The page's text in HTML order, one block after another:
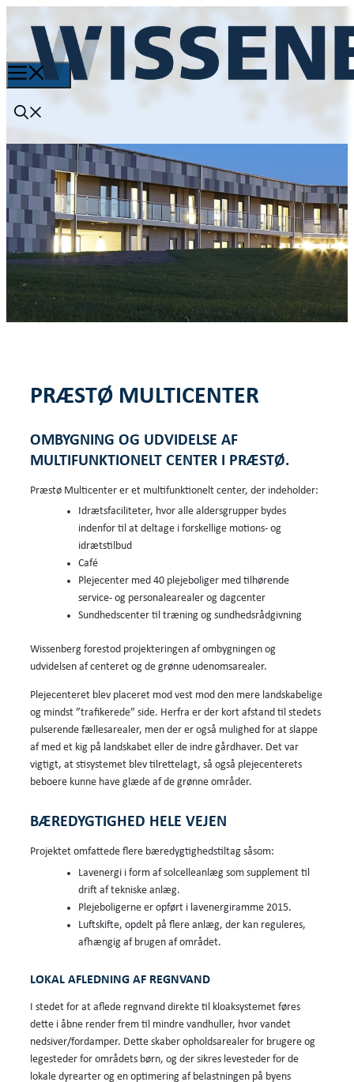
PRÆSTØ MULTICENTER
OMBYGNING OG UDVIDELSE AF
MULTIFUNKTIONELT CENTER I PRÆSTØ.
Præstø Multicenter er et multifunktionelt center, der indeholder:
Idrætsfaciliteter, hvor alle aldersgrupper bydes
indenfor til at deltage i forskellige motions- og
idrætstilbud
Café
Plejecenter med 40 plejeboliger med tilhørende
service- og personalearealer og dagcenter
Sundhedscenter til træning og sundhedsrådgivning
Wissenberg forestod projekteringen af ombygningen og
udvidelsen af centeret og de grønne udenomsarealer.
Plejecenteret blev placeret mod vest mod den mere landskabelige
og mindst ”trafikerede” side. Herfra er der kort afstand til stedets
pulserende fællesarealer, men der er også mulighed for at slappe
af med et kig på landskabet eller de indre gårdhaver. Det var
vigtigt, at stisystemet blev tilrettelagt, så også plejecenterets
beboere kunne have glæde af de grønne områder.
BÆREDYGTIGHED HELE VEJEN
Projektet omfattede flere bæredygtighedstiltag såsom:
Lavenergi i form af solcelleanlæg som supplement til
drift af tekniske anlæg.
Plejeboligerne er opført i lavenergiramme 2015.
Luftskifte, opdelt på flere anlæg, der kan reguleres,
afhængig af brugen af området.
LOKAL AFLEDNING AF REGNVAND
I stedet for at aflede regnvand direkte til kloaksystemet føres
dette i åbne render frem til mindre vandhuller, hvor vandet
nedsiver/fordamper. Dette skaber opholdsarealer for brugere og
legesteder for områdets børn, og der sikres levesteder for de
lokale dyrearter og en optimering af belastningen på byens